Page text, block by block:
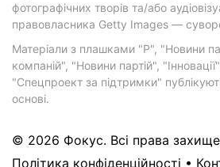
фотографічних творів та/або
правовласника Getty Images —
Матеріали з плашками "Р", "Новини
компаній", "Новини партій",
"Спецпроект за підтримки"
основі.
© 2026 Фокус. Всі права
Політика конфіденційності •